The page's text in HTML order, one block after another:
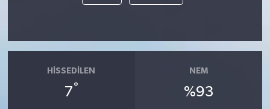
HISSEDILEN
7°
NEM
%93